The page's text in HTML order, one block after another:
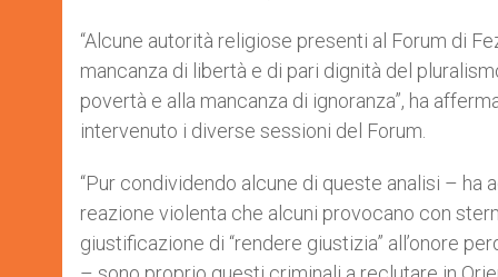
“Alcune autorità religiose presenti al Forum di
mancanza di libertà e di pari dignità del
povertà e alla mancanza di ignoranza”, ha
intervenuto i diverse sessioni del Forum.
“Pur condividendo alcune di queste analisi –
reazione violenta che alcuni provocano con
giustificazione di “rendere giustizia” all’onore